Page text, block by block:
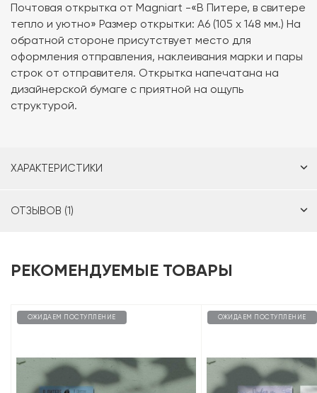
Почтовая открытка от Magniart -«В Питере, в свитере
тепло и уютно» Размер открытки: А6 (105 х 148 мм.) На
обратной стороне присутствует место для
оформления отправления, наклеивания марки и пары
строк от отправителя. Открытка напечатана на
дизайнерской бумаге с приятной на ощупь
структурой.
ХАРАКТЕРИСТИКИ
ОТЗЫВОВ (1)
РЕКОМЕНДУЕМЫЕ ТОВАРЫ
ОЖИДАЕМ ПОСТУПЛЕНИЕ ОЖИДАЕМ ПОСТУПЛЕНИЕ